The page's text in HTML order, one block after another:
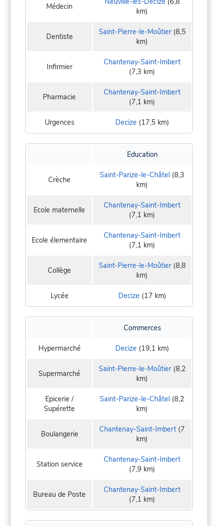
Médecin
km)
Dentiste Saint-Pierre-le-Moûtier(8,5
km)
Infirmier
Chantenay-Saint-Imbert
(7,3 km)
Pharmacie
Chantenay-Saint-Imbert
(7,1 km)
Urgences Decize (17,5 km)
Education
Crèche Saint-Parize-le-Châtel (8,3
km)
Ecole maternelle
Chantenay-Saint-Imbert
(7,1 km)
Ecole élementaire
Chantenay-Saint-Imbert
(7,1 km)
Collège Saint-Pierre-le-Moûtier(8,8
km)
Lycée Decize (17 km)
Commerces
Hypermarché Decize (19,1 km)
Supermarché Saint-Pierre-le-Moûtier(8,2
km)
Epicerie /
Supérette
Saint-Parize-le-Châtel (8,2
km)
Boulangerie Chantenay-Saint-Imbert (7
km)
Station service
Chantenay-Saint-Imbert
(7,9 km)
Bureau de Poste
Chantenay-Saint-Imbert
(7,1 km)